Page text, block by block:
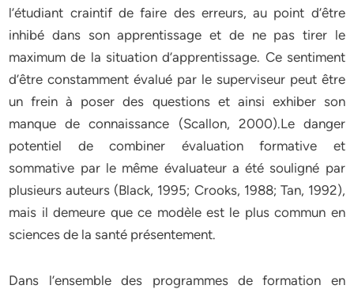
l’étudiant craintif de faire des erreurs, au point d’être
inhibé dans son apprentissage et de ne pas tirer le
maximum de la situation d’apprentissage. Ce sentiment
d’être constamment évalué par le superviseur peut être
un frein à poser des questions et ainsi exhiber son
manque de connaissance (Scallon, 2000).Le danger
potentiel de combiner évaluation formative et
sommative par le même évaluateur a été souligné par
plusieurs auteurs (Black, 1995; Crooks, 1988; Tan, 1992),
mais il demeure que ce modèle est le plus commun en
sciences de la santé présentement.
Dans l’ensemble des programmes de formation en